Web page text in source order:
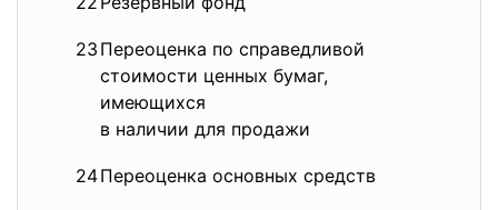
23 Переоценка по справедливой
стоимости ценных бумаг,
имеющихся
в наличии для продажи
24Переоценка основных средств